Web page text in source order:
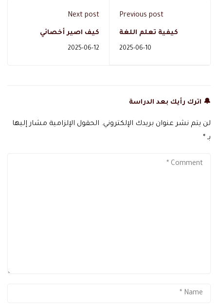
Previous post
كيفية تعلم اللغة
2025-06-10
Next post
كيف اصير أخصائي
2025-06-12
🔔 اترك رأيك بعد الدراسة
لن يتم نشر عنوان بريدك الإلكتروني. الحقول الإلزامية مشار إليها
بـ *